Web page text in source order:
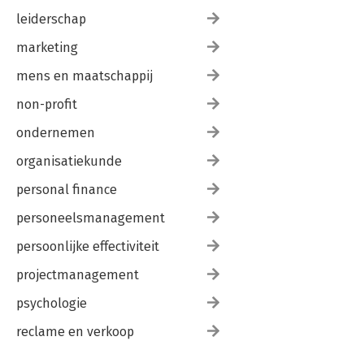
leiderschap
marketing
mens en maatschappij
non-profit
ondernemen
organisatiekunde
personal finance
personeelsmanagement
persoonlijke effectiviteit
projectmanagement
psychologie
reclame en verkoop